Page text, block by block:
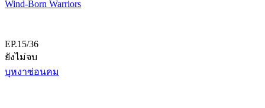
Wind-Born Warriors
EP.15/36
ยังไม่จบ
บุหงาซ่อนคม